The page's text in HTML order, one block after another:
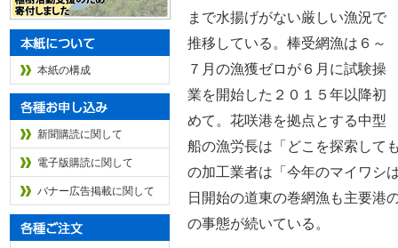
本紙の構成
新聞購読に関して
電子版購読に関して
バナー広告掲載に関して
まで水揚げがない厳しい漁況で
推移している。棒受網漁は６～
７月の漁獲ゼロが６月に試験操
業を開始した２０１５年以降初
めて。花咲港を拠点とする中型
船の漁労長は「どこを探索して
の加工業者は「今年のマイワシ
日開始の道東の巻網漁も主要港
の事態が続いている。